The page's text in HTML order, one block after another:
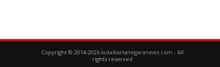
Copyright © 2014-2026 kutaikartanegaranews.com - All
rights reserved